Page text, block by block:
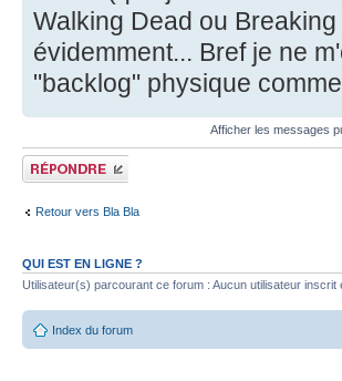
Walking Dead ou
évidemment... Bref je ne
"backlog" physique
Afficher les messages
Publier une
réponse
Retour vers Bla Bla
QUI EST EN LIGNE ?
Utilisateur(s) parcourant ce forum : Aucun utilisateur inscrit
Index du forum